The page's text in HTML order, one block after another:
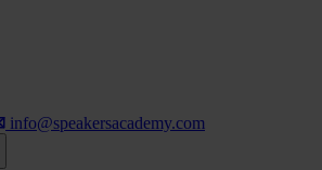
info@speakersacademy.com